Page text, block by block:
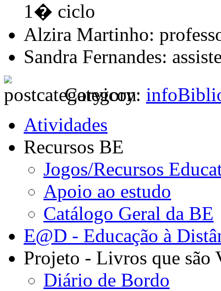
1� ciclo
Alzira Martinho:
Sandra Fernandes:
Category:
Atividades
Recursos BE
Jogos/Recursos
Apoio ao estudo
Catálogo Geral da BE
E@D - Educação à
Projeto - Livros que são
Diário de Bordo